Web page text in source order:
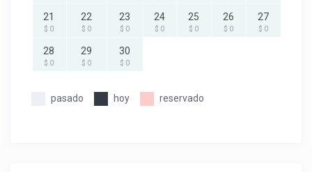
21
$ 0
22
$ 0
23
$ 0
24
$ 0
25
$ 0
26
$ 0
27
$ 0
28
$ 0
29
$ 0
30
$ 0
pasado hoy reservado